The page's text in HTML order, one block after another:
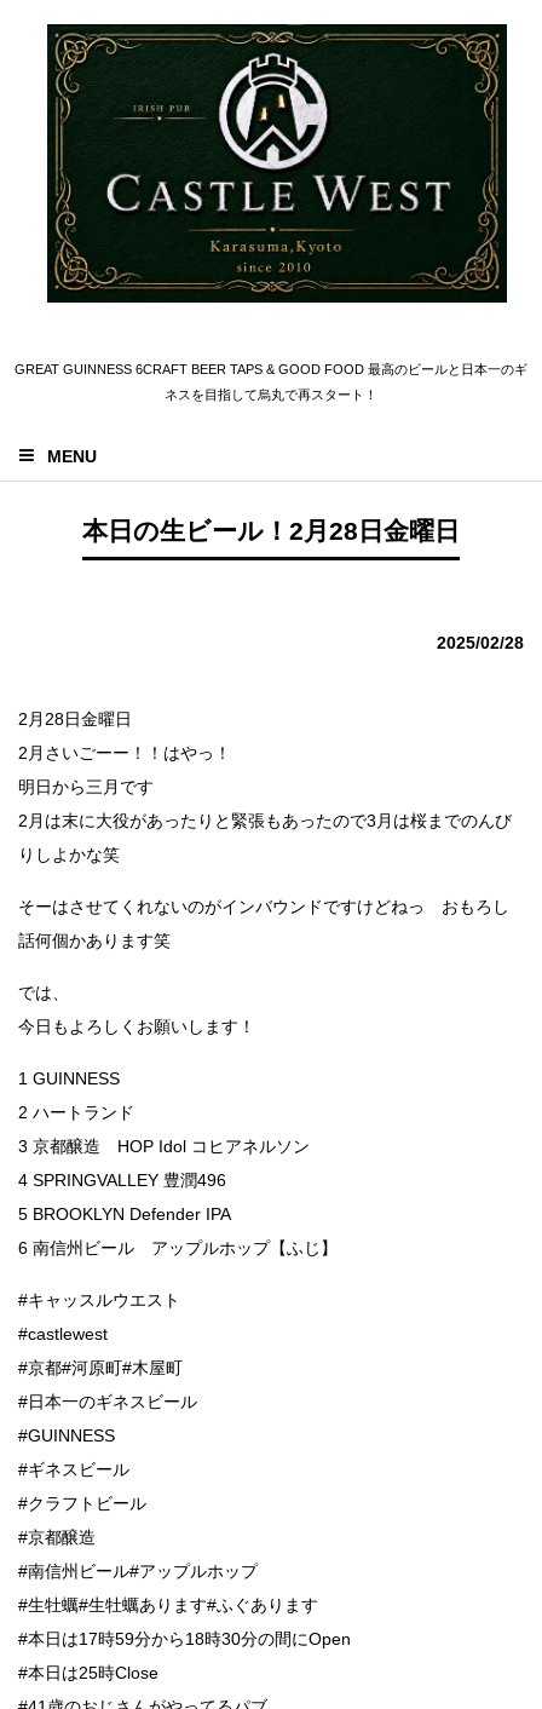
GREAT GUINNESS 6CRAFT BEER TAPS & GOOD FOOD 最高のビールと日本一のギ
ネスを目指して烏丸で再スタート！
MENU
本日の生ビール！2月28日金曜日
2025/02/28
2月28日金曜日
2月さいごーー！！はやっ！
明日から三月です
2月は末に大役があったりと緊張もあったので3月は桜までのんび
りしよかな笑
そーはさせてくれないのがインバウンドですけどねっ おもろし
話何個かあります笑
では、
今日もよろしくお願いします！
1 GUINNESS
2 ハートランド
3 京都醸造 HOP Idol コヒアネルソン
4 SPRINGVALLEY 豊潤496
5 BROOKLYN Defender IPA
6 南信州ビール アップルホップ【ふじ】
#キャッスルウエスト
#castlewest
#京都#河原町#木屋町
#日本一のギネスビール
#GUINNESS
#ギネスビール
#クラフトビール
#京都醸造
#南信州ビール#アップルホップ
#生牡蠣#生牡蠣あります#ふぐあります
#本日は17時59分から18時30分の間にOpen
#本日は25時Close